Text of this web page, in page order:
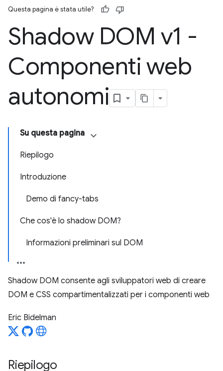
Questa pagina è stata utile?
Shadow DOM v1 -
Componenti web
autonomi
Su questa pagina
Riepilogo
Introduzione
Demo di fancy-tabs
Che cos'è lo shadow DOM?
Informazioni preliminari sul DOM
Shadow DOM consente agli sviluppatori web di creare
DOM e CSS compartimentalizzati per i componenti web
Eric Bidelman
Riepilogo